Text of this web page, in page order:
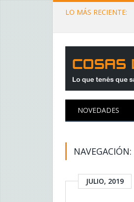
LO MÁS RECIENTE:
NOVEDADES
NAVEGACIÓN:
JULIO, 2019